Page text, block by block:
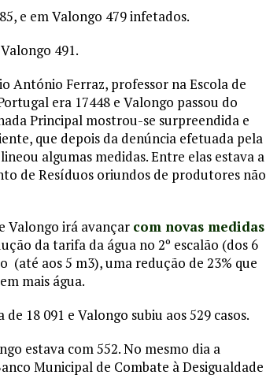
e em Valongo 479 infetados.
491.
António Ferraz, professor na Escola de
era 17448 e Valongo passou do
Principal mostrou-se surpreendida e
que depois da denúncia efetuada pela
algumas medidas. Entre elas estava a
de Resíduos oriundos de produtores não
Valongo irá avançar com novas medidas
da tarifa da água no 2º escalão (dos 6
(até aos 5 m3), uma redução de 23% que
mais água.
18 091 e Valongo subiu aos 529 casos.
estava com 552. No mesmo dia a
Municipal de Combate à Desigualdade